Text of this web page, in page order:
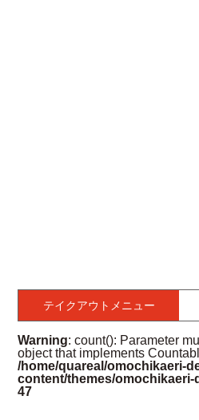
テイクアウトメニュー
Warning: count(): Parameter
object that implements
/home/quareal/omochikaeri-
content/themes/omochikaeri-
47